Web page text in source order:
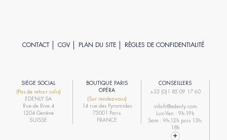
CONTACT CGV PLAN DU SITE RÈGLES DE CONFIDENTIALITÉ
SIÈGE SOCIAL
(Pas de retour colis)
EDENLY SA
Rue de Rive 4
1204 Genève
SUISSE
BOUTIQUE PARIS
OPÉRA
(Sur rendez-vous)
14 rue des Pyramides
75001 Paris
FRANCE
CONSEILLERS
+33 (0)1 85 09 17 60
info-fr@edenly.com
Lun-Ven : 9h-19h
Sam : 9h-12h puis 13h-
18h